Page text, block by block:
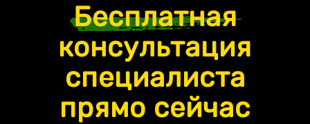
Бесплатная
консультация
специалиста
прямо сейчас